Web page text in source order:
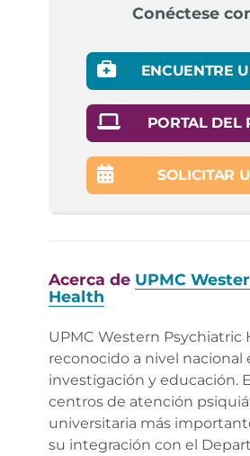
in the military.ABC News.
Conéctese
ENCUENTRE
PORTAL DEL
SOLICITAR
Acerca de UPMC
Health
UPMC Western Psychiatric
reconocido a nivel
investigación y educación.
centros de atención
universitaria más
su integración con el